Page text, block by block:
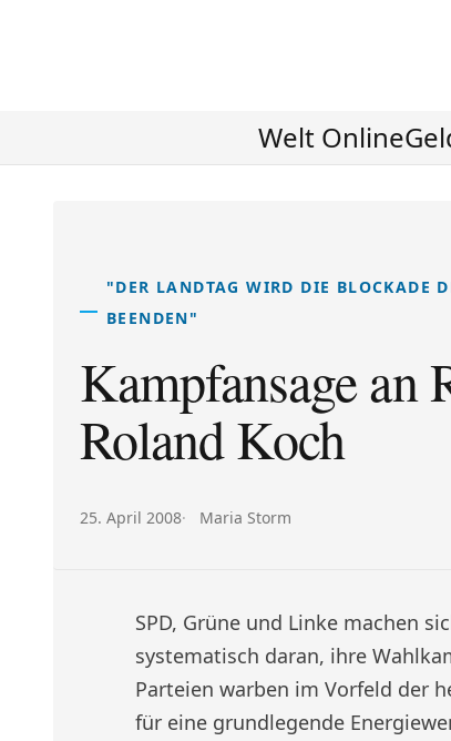
Welt Online
"DER LANDTAG WIRD DIE BLOCKADE
BEENDEN"
Kampfansage an
Roland Koch
Veröffentlicht am:
25. April 2008 Autor:
Maria Storm
SPD, Grüne und Linke machen
systematisch daran, ihre
Parteien warben im Vorfeld der
für eine grundlegende